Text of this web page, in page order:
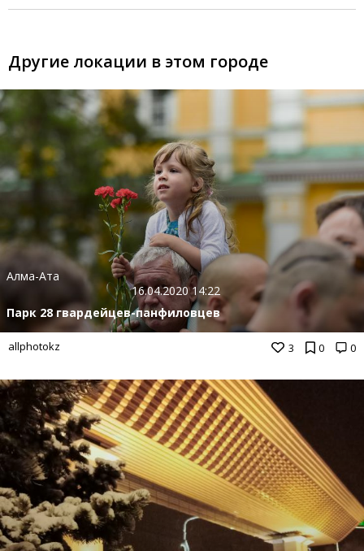
Другие локации в этом городе
3 0 0
Алма-Ата
16.04.2020 14:22
Парк 28 гвардейцев-панфиловцев
allphotokz